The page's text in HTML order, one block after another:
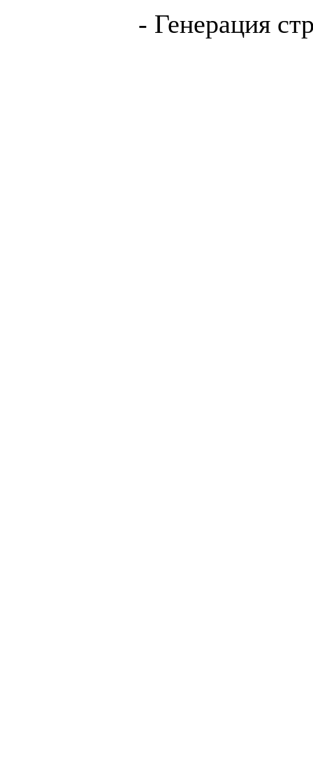
- Генерация